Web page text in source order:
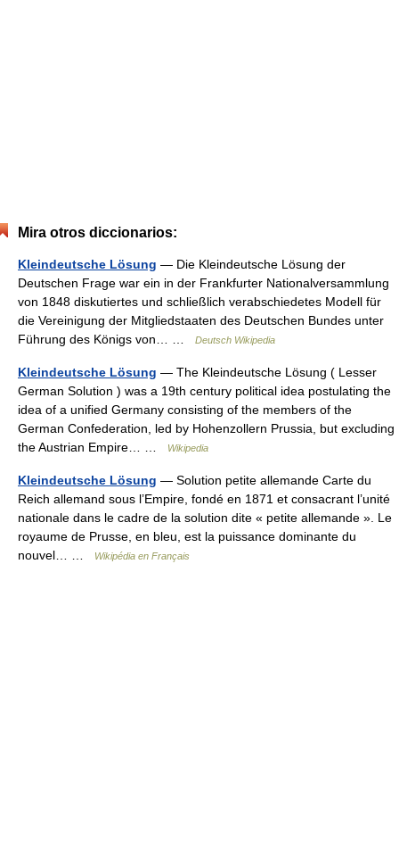
Mira otros diccionarios:
Kleindeutsche Lösung — Die Kleindeutsche Lösung der
Deutschen Frage war ein in der Frankfurter Nationalversammlung
von 1848 diskutiertes und schließlich verabschiedetes Modell für
die Vereinigung der Mitgliedstaaten des Deutschen Bundes unter
Führung des Königs von… …
Deutsch Wikipedia
Kleindeutsche Lösung — The Kleindeutsche Lösung ( Lesser
German Solution ) was a 19th century political idea postulating the
idea of a unified Germany consisting of the members of the
German Confederation, led by Hohenzollern Prussia, but excluding
the Austrian Empire… …
Wikipedia
Kleindeutsche Lösung — Solution petite allemande Carte du
Reich allemand sous l’Empire, fondé en 1871 et consacrant l’unité
nationale dans le cadre de la solution dite « petite allemande ». Le
royaume de Prusse, en bleu, est la puissance dominante du
nouvel… …
Wikipédia en Français